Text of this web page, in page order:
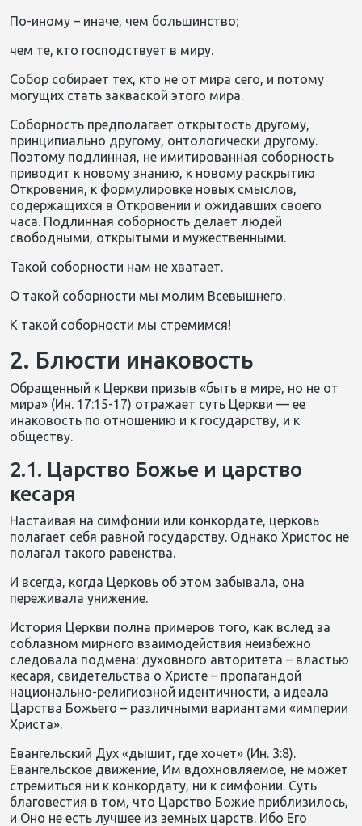
По-иному – иначе, чем большинство;
чем те, кто господствует в миру.
Собор собирает тех, кто не от мира сего, и потому
могущих стать закваской этого мира.
Соборность предполагает открытость другому,
принципиально другому, онтологически другому.
Поэтому подлинная, не имитированная соборность
приводит к новому знанию, к новому раскрытию
Откровения, к формулировке новых смыслов,
содержащихся в Откровении и ожидавших своего
часа. Подлинная соборность делает людей
свободными, открытыми и мужественными.
Такой соборности нам не хватает.
О такой соборности мы молим Всевышнего.
К такой соборности мы стремимся!
2. Блюсти инаковость
Обращенный к Церкви призыв «быть в мире, но не от
мира» (Ин. 17:15-17) отражает суть Церкви — ее
инаковость по отношению и к государству, и к
обществу.
2.1. Царство Божье и царство
кесаря
Настаивая на симфонии или конкордате, церковь
полагает себя равной государству. Однако Христос не
полагал такого равенства.
И всегда, когда Церковь об этом забывала, она
переживала унижение.
История Церкви полна примеров того, как вслед за
соблазном мирного взаимодействия неизбежно
следовала подмена: духовного авторитета – властью
кесаря, свидетельства о Христе – пропагандой
национально-религиозной идентичности, а идеала
Царства Божьего – различными вариантами «империи
Христа».
Евангельский Дух «дышит, где хочет» (Ин. 3:8).
Евангельское движение, Им вдохновляемое, не может
стремиться ни к конкордату, ни к симфонии. Суть
благовестия в том, что Царство Божие приблизилось,
и Оно не есть лучшее из земных царств. Ибо Его